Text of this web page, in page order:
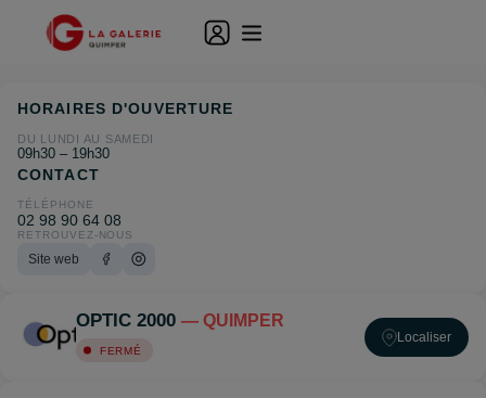
OPTIC 2000 — QUIMPER
FERMÉ
Localiser
HORAIRES D'OUVERTURE
DU LUNDI AU SAMEDI
09h30 – 19h30
CONTACT
TÉLÉPHONE
02 98 90 64 08
RETROUVEZ-NOUS
Site web